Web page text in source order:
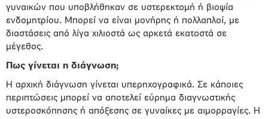
γυναικών που υποβλήθηκαν σε υστερεκτομή ή βιοψία
ενδομητρίου. Μπορεί να είναι μονήρης ή πολλαπλοί, με
διαστάσεις από λίγα χιλιοστά ως αρκετά εκατοστά σε
μέγεθος.
Πως γίνεται η διάγνωση;
Η αρχική διάγνωση γίνεται υπερηχογραφικά. Σε κάποιες
περιπτώσεις μπορεί να αποτελεί εύρημα διαγνωστικής
υστεροσκόπησης ή απόξεσης σε γυναίκες με αιμορραγίες. Η